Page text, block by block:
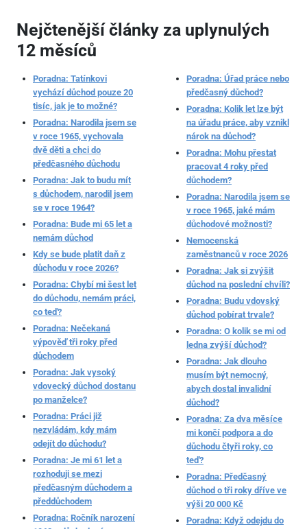
Nejčtenější články za uplynulých
12 měsíců
Poradna: Tatínkovi
vychází důchod pouze 20
tisíc, jak je to možné?
Poradna: Narodila jsem se
v roce 1965, vychovala
dvě děti a chci do
předčasného důchodu
Poradna: Jak to budu mít
s důchodem, narodil jsem
se v roce 1964?
Poradna: Bude mi 65 let a
nemám důchod
Kdy se bude platit daň z
důchodu v roce 2026?
Poradna: Chybí mi šest let
do důchodu, nemám práci,
co teď?
Poradna: Nečekaná
výpověď tři roky před
důchodem
Poradna: Jak vysoký
vdovecký důchod dostanu
po manželce?
Poradna: Práci již
nezvládám, kdy mám
odejít do důchodu?
Poradna: Je mi 61 let a
rozhoduji se mezi
předčasným důchodem a
předdůchodem
Poradna: Ročník narození
Poradna: Úřad práce nebo
předčasný důchod?
Poradna: Kolik let lze být
na úřadu práce, aby vznikl
nárok na důchod?
Poradna: Mohu přestat
pracovat 4 roky před
důchodem?
Poradna: Narodila jsem se
v roce 1965, jaké mám
důchodové možnosti?
Nemocenská
zaměstnanců v roce 2026
Poradna: Jak si zvýšit
důchod na poslední chvíli?
Poradna: Budu vdovský
důchod pobírat trvale?
Poradna: O kolik se mi od
ledna zvýší důchod?
Poradna: Jak dlouho
musím být nemocný,
abych dostal invalidní
důchod?
Poradna: Za dva měsíce
mi končí podpora a do
důchodu čtyři roky, co
teď?
Poradna: Předčasný
důchod o tři roky dříve ve
výši 20 000 Kč
Poradna: Když odejdu do